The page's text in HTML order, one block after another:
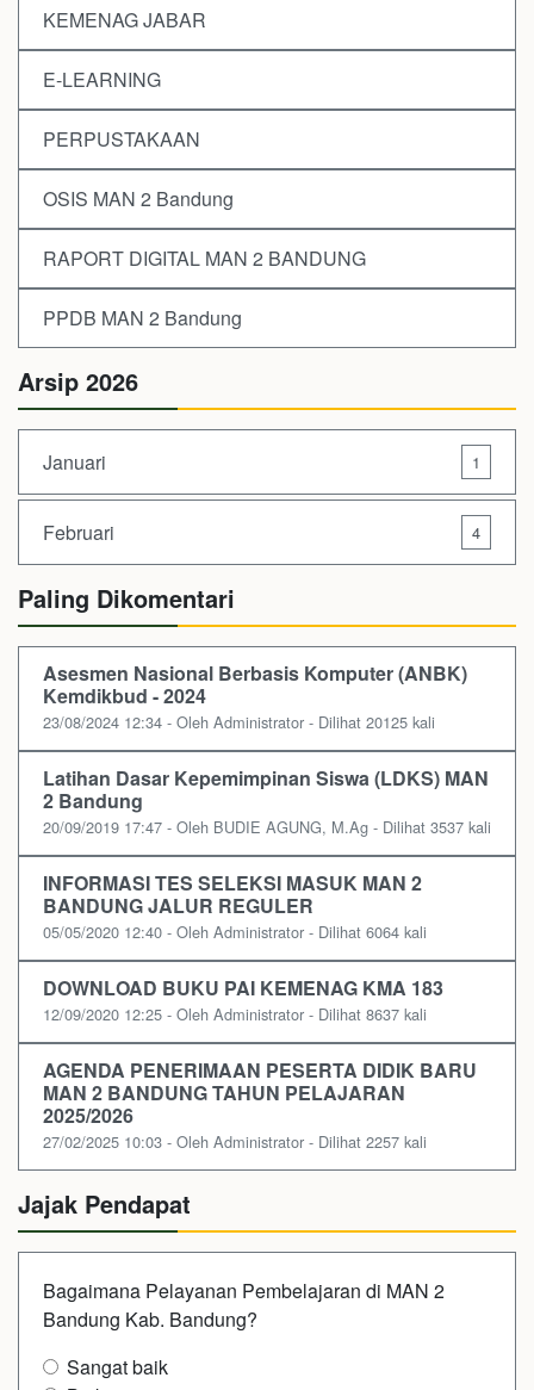
KEMENAG JABAR
E-LEARNING
PERPUSTAKAAN
OSIS MAN 2 Bandung
RAPORT DIGITAL MAN 2 BANDUNG
PPDB MAN 2 Bandung
Arsip 2026
Januari 1
Februari 4
Paling Dikomentari
Asesmen Nasional Berbasis Komputer (ANBK)
Kemdikbud - 2024
23/08/2024 12:34 - Oleh Administrator - Dilihat 20125 kali
Latihan Dasar Kepemimpinan Siswa (LDKS) MAN
2 Bandung
20/09/2019 17:47 - Oleh BUDIE AGUNG, M.Ag - Dilihat 3537 kali
INFORMASI TES SELEKSI MASUK MAN 2
BANDUNG JALUR REGULER
05/05/2020 12:40 - Oleh Administrator - Dilihat 6064 kali
DOWNLOAD BUKU PAI KEMENAG KMA 183
12/09/2020 12:25 - Oleh Administrator - Dilihat 8637 kali
AGENDA PENERIMAAN PESERTA DIDIK BARU
MAN 2 BANDUNG TAHUN PELAJARAN
2025/2026
27/02/2025 10:03 - Oleh Administrator - Dilihat 2257 kali
Jajak Pendapat
Bagaimana Pelayanan Pembelajaran di MAN 2
Bandung Kab. Bandung?
Sangat baik